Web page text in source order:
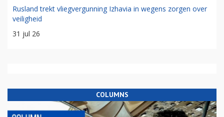
Rusland trekt vliegvergunning Izhavia in wegens zorgen over
veiligheid
31 jul 26
COLUMNS